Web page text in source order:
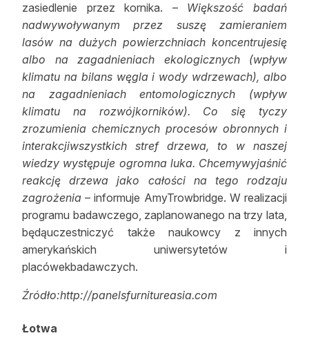
zasiedlenie przez kornika. – Większość badań
nadwywoływanym przez suszę zamieraniem
lasów na dużych powierzchniach koncentrujesię
albo na zagadnieniach ekologicznych (wpływ
klimatu na bilans węgla i wody wdrzewach), albo
na zagadnieniach entomologicznych (wpływ
klimatu na rozwójkorników). Co się tyczy
zrozumienia chemicznych procesów obronnych i
interakcjiwszystkich stref drzewa, to w naszej
wiedzy występuje ogromna luka. Chcemywyjaśnić
reakcję drzewa jako całości na tego rodzaju
zagrożenia – informuje AmyTrowbridge. W realizacji
programu badawczego, zaplanowanego na trzy lata,
będąuczestniczyć także naukowcy z innych
amerykańskich uniwersytetów i
placówekbadawczych.
Źródło:http://panelsfurnitureasia.com
Łotwa